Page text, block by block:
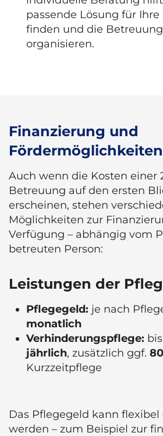
passende Lösung für
finden und die
organisieren.
Finanzierung und
Fördermöglichkeiten
Auch wenn die Kosten einer
Betreuung auf den ersten
erscheinen, stehen
Möglichkeiten zur
Verfügung – abhängig vom
betreuten Person:
Leistungen der
Pflegegeld: je nach
monatlich
Verhinderungspflege:
jährlich, zusätzlich ggf.
Kurzzeitpflege
Das Pflegegeld kann
werden – zum Beispiel zur